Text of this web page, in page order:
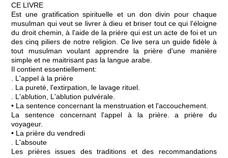
CE LIVRE
Est une gratification spirituelle et un don divin pour chaque
musulman qui veut se livrer à dieu et briser tout ce qui l'éloigne
du droit chemin, à l'aide de la prière qui est un acte de foi et un
des cinq piliers de notre religion. Ce live sera un guide fidèle à
tout musulman voulant apprendre la prière d'une manière
simple et ne maitrisant pas la langue arabe.
Il contient essentiellement:
. L'appel à la prière
. La pureté, l'extirpation, le lavage rituel.
. L'ablution, L'ablution pulvérale.
• La sentence concernant la menstruation et l'accouchement.
La sentence concernant l'appel à la prière. a prière du
voyageur.
• La prière du vendredi
. L'absoute
Les prières issues des traditions et des recommandations